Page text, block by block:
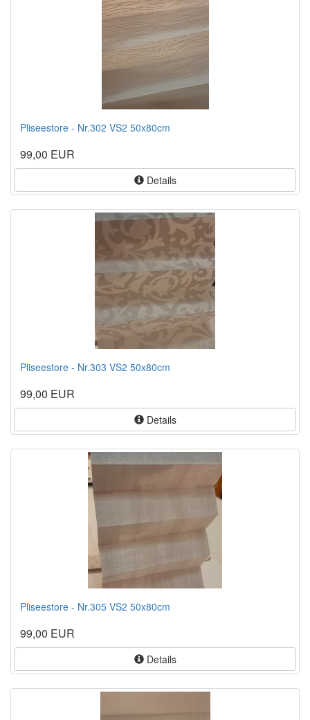
Pliseestore - Nr.302 VS2 50x80cm
99,00 EUR
Details
Pliseestore - Nr.303 VS2 50x80cm
99,00 EUR
Details
Pliseestore - Nr.305 VS2 50x80cm
99,00 EUR
Details